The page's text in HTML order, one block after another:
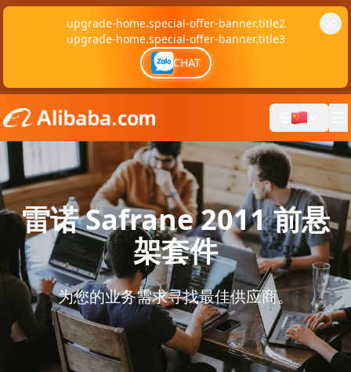
upgrade-home.special-offer-banner.title2
upgrade-home.special-offer-banner.title3
CHAT
雷诺 Safrane 2011 前悬
架套件
为您的业务需求寻找最佳供应商。